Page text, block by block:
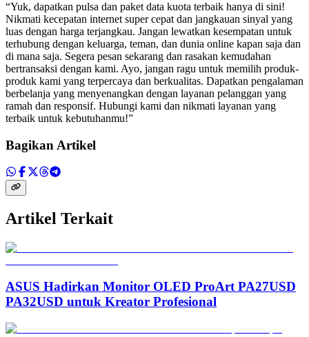
“Yuk, dapatkan pulsa dan paket data kuota terbaik hanya di sini!
Nikmati kecepatan internet super cepat dan jangkauan sinyal yang
luas dengan harga terjangkau. Jangan lewatkan kesempatan untuk
terhubung dengan keluarga, teman, dan dunia online kapan saja dan
di mana saja. Segera pesan sekarang dan rasakan kemudahan
bertransaksi dengan kami. Ayo, jangan ragu untuk memilih produk-
produk kami yang terpercaya dan berkualitas. Dapatkan pengalaman
berbelanja yang menyenangkan dengan layanan pelanggan yang
ramah dan responsif. Hubungi kami dan nikmati layanan yang
terbaik untuk kebutuhanmu!”
Bagikan Artikel
Artikel Terkait
ASUS Hadirkan Monitor OLED ProArt PA27USD
PA32USD untuk Kreator Profesional